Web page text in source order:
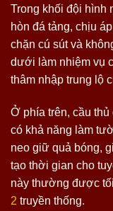
Trong khối đội hình
hòn đá tảng, chịu
chặn cú sút và
dưới làm nhiệm vụ
thâm nhập trung lộ
Ở phía trên, cầu thủ
có khả năng làm
neo giữ quả bóng,
tạo thời gian cho
này thường được
2 truyền thống.